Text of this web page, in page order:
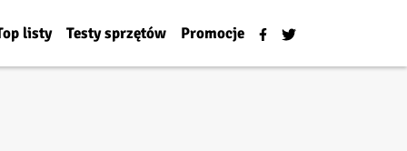
listy Testy sprzętów Promocje